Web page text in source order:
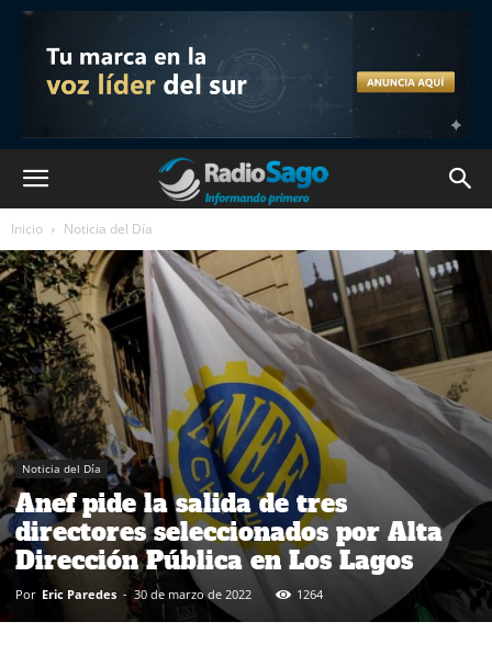
Inicio Noticia del Día
Noticia del Día
Anef pide la salida de tres
directores seleccionados por Alta
Dirección Pública en Los Lagos
Por Eric Paredes - 30 de marzo de 2022 1264